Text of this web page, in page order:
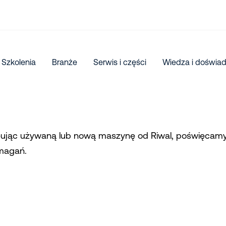
Szkolenia Branże Serwis i części Wiedza i
używaną lub nową maszynę od Riwal,